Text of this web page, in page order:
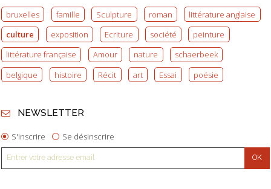
bruxelles famille Sculpture roman
littérature anglaise
culture
exposition Ecriture société
peinture
littérature française
Amour nature
schaerbeek
belgique
histoire Récit art Essai poésie
NEWSLETTER
S'inscrire Se désinscrire